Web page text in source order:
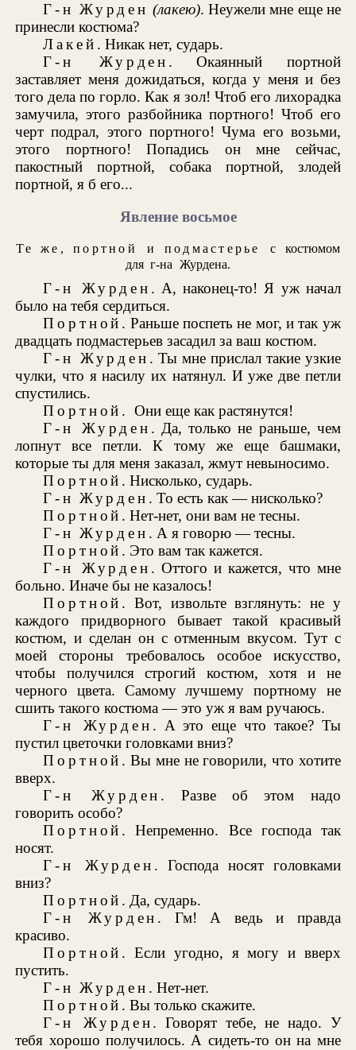
Г-н Журден (лакею). Неужели мне еще не
принесли костюма?
Лакей . Никак нет, сударь.
Г-н Журден . Окаянный портной
заставляет меня дожидаться, когда у меня и без
того дела по горло. Как я зол! Чтоб его лихорадка
замучила, этого разбойника портного! Чтоб его
черт подрал, этого портного! Чума его возьми,
этого портного! Попадись он мне сейчас,
пакостный портной, собака портной, злодей
портной, я б его...
Явление восьмое
Те же ,портной и подмастерье
с костюмом
для г-на Журдена.
Г-н Журден . А, наконец-то! Я уж начал
было на тебя сердиться.
Портной . Раньше поспеть не мог, и так уж
двадцать подмастерьев засадил за ваш костюм.
Г-н Журден . Ты мне прислал такие узкие
чулки, что я насилу их натянул. И уже две петли
спустились.
Портной. Они еще как растянутся!
Г-н Журден . Да, только не раньше, чем
лопнут все петли. К тому же еще башмаки,
которые ты для меня заказал, жмут невыносимо.
Портной . Нисколько, сударь.
Г-н Журден . То есть как — нисколько?
Портной . Нет-нет, они вам не тесны.
Г-н Журден . А я говорю — тесны.
Портной . Это вам так кажется.
Г-н Журден . Оттого и кажется, что мне
больно. Иначе бы не казалось!
Портной . Вот, извольте взглянуть: не у
каждого придворного бывает такой красивый
костюм, и сделан он с отменным вкусом. Тут с
моей стороны требовалось особое искусство,
чтобы получился строгий костюм, хотя и не
черного цвета. Самому лучшему портному не
сшить такого костюма — это уж я вам ручаюсь.
Г-н Журден . А это еще что такое? Ты
пустил цветочки головками вниз?
Портной . Вы мне не говорили, что хотите
вверх.
Г-н Журден . Разве об этом надо
говорить особо?
Портной . Непременно. Все господа так
носят.
Г-н Журден . Господа носят головками
вниз?
Портной . Да, сударь.
Г-н Журден . Гм! А ведь и правда
красиво.
Портной . Если угодно, я могу и вверх
пустить.
Г-н Журден . Нет-нет.
Портной . Вы только скажите.
Г-н Журден. Говорят тебе, не надо. У
тебя хорошо получилось. А сидеть-то он на мне